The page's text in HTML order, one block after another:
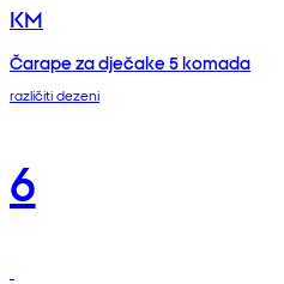
KM
Čarape za dječake 5 komada
različiti dezeni
6